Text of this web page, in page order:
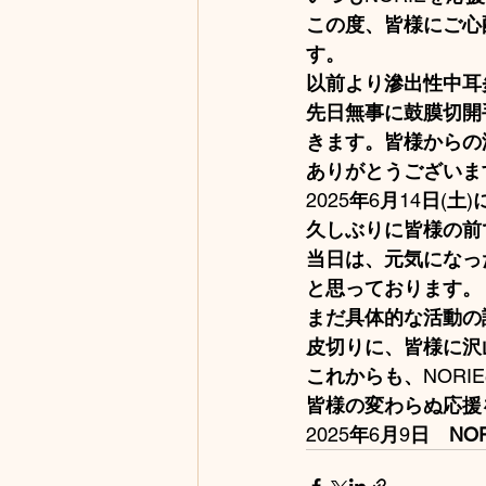
この度、皆様にご
す。
以前より滲出性中
先日無事に鼓膜切
きます。皆様から
ありがとうござい
2025年6月 14日 (土)
久しぶりに皆様の
当日は、元気にな
と思っております。
まだ具体的な活動
皮切りに、皆様に
これからも、 NORIE
皆様の変わらぬ応
2025年6月 9日　